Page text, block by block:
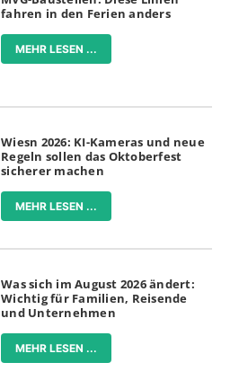
fahren in den Ferien anders
MEHR LESEN ...
Wiesn 2026: KI-Kameras und neue
Regeln sollen das Oktoberfest
sicherer machen
MEHR LESEN ...
Was sich im August 2026 ändert:
Wichtig für Familien, Reisende
und Unternehmen
MEHR LESEN ...